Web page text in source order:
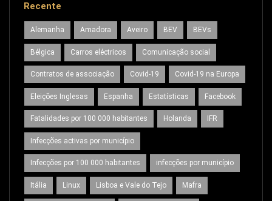
Recente
Alemanha Amadora Aveiro BEV BEVs
Bélgica Carros eléctricos Comunicação social
Contratos de associação Covid-19 Covid-19 na Europa
Eleições Inglesas Espanha Estatísticas Facebook
Fatalidades por 100 000 habitantes Holanda IFR
Infecções activas por município
Infecções por 100 000 habitantes infecções por município
Itália Linux Lisboa e Vale do Tejo Mafra